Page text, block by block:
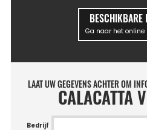
BESCHIKBARE
Ga naar het
LAAT UW GEGEVENS ACHTER OM
CALACATTA
Bedrijf